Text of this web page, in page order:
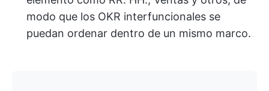
modo que los OKR interfuncionales se
puedan ordenar dentro de un mismo marco.